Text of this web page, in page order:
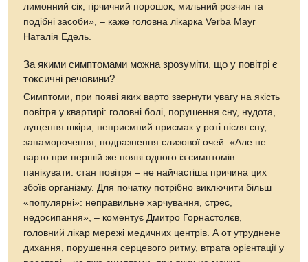
лимонний сік, гірчичний порошок, мильний розчин та
подібні засоби», – каже головна лікарка Verba Mayr
Наталія Едель.
За якими симптомами можна зрозуміти, що у повітрі є
токсичні речовини?
Симптоми, при появі яких варто звернути увагу на якість
повітря у квартирі: головні болі, порушення сну, нудота,
лущення шкіри, неприємний присмак у роті після сну,
запаморочення, подразнення слизової очей. «Але не
варто при першій же появі одного із симптомів
панікувати: стан повітря – не найчастіша причина цих
збоїв організму. Для початку потрібно виключити більш
«популярні»: неправильне харчування, стрес,
недосипання», – коментує Дмитро Горнастолєв,
головний лікар мережі медичних центрів. А от утруднене
дихання, порушення серцевого ритму, втрата орієнтації у